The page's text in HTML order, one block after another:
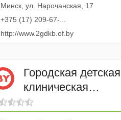
Минск, ул. Нарочанская, 17
+375 (17) 209-67-...
http://www.2gdkb.of.by
Городская детская
клиническая
поликлиника № 10
филиал